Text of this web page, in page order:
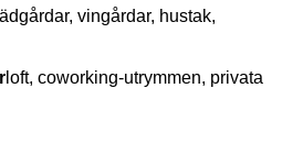
vingårdar, hustak,
loft, coworking-utrymmen, privata